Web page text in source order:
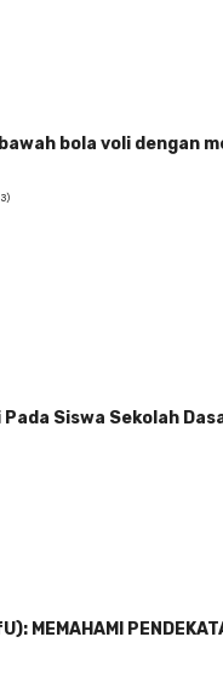
bola voli dengan
Siswa Sekolah
MEMAHAMI